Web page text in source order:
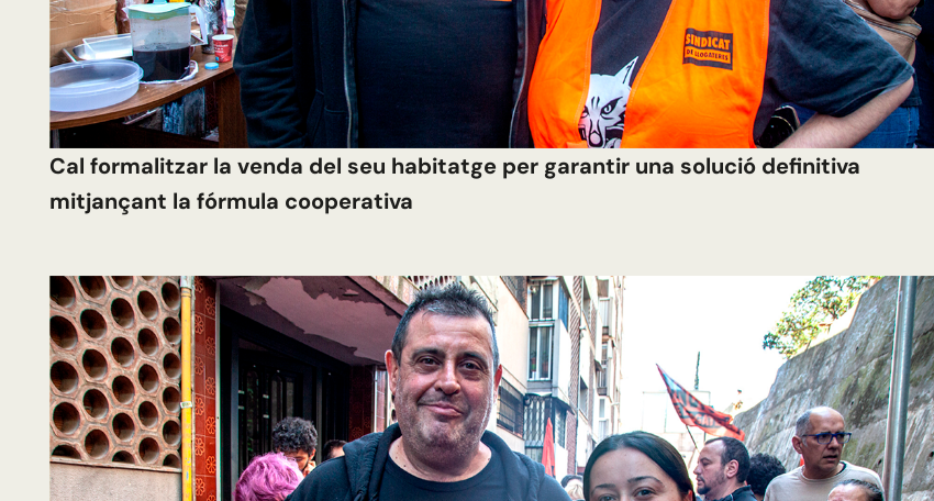
Cal formalitzar la venda del seu habitatge per garantir una solució definitiva
mitjançant la fórmula cooperativa